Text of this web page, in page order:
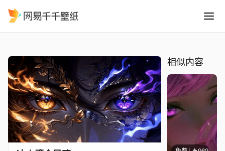
相似内容